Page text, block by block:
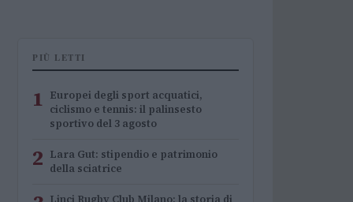
PIÙ LETTI
1 Europei degli sport acquatici,
ciclismo e tennis: il palinsesto
sportivo del 3 agosto
2 Lara Gut: stipendio e patrimonio
della sciatrice
Linci Rugby Club Milano: la storia di